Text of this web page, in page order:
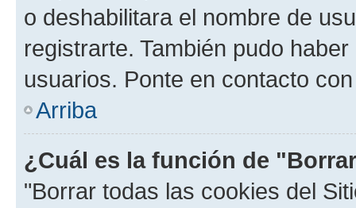
o deshabilitara el nombre de
registrarte. También pudo
usuarios. Ponte en contacto
Arriba
¿Cuál es la función de
"Borrar todas las cookies del